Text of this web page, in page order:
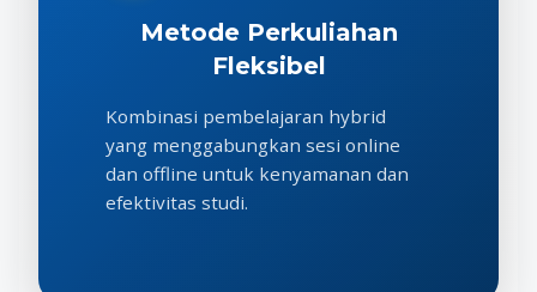
Metode Perkuliahan
Fleksibel
Kombinasi pembelajaran hybrid
yang menggabungkan sesi online
dan offline untuk kenyamanan dan
efektivitas studi.